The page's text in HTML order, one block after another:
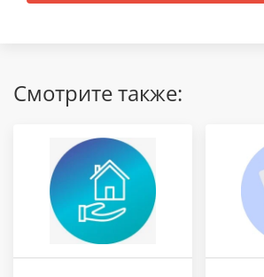
Смотрите также: